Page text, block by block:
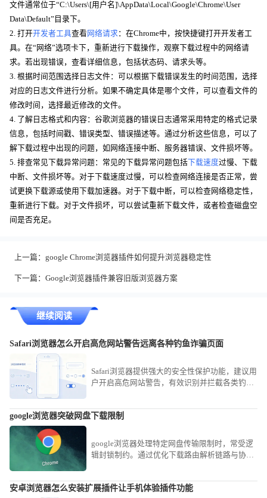
文件通常位于“C:\Users\[用户名]\AppData\Local\Google\Chrome\User
Data\Default”目录下。
2. 打开开发者工具查看 网络请求 ：在Chrome中，按快捷键打开开发者工
具。在“网络”选项卡下，重新进行下载操作，观察下载过程中的网络请
求。若出现错误，查看详细信息，包括状态码、请求头等。
3. 根据时间范围选择日志文件：可以根据下载错误发生的时间范围，选择
对应的日志文件进行分析。如果不确定具体是哪个文件，可以查看文件的
修改时间，选择最近修改的文件。
4. 了解日志格式和内容：谷歌浏览器的错误日志通常采用特定的格式记录
信息，包括时间戳、错误类型、错误描述等。通过分析这些信息，可以了
解下载过程中出现的问题，如网络连接中断、服务器错误、文件损坏等。
5. 排查常见下载异常问题：常见的下载异常问题包括 下载速度过慢、下载
中断、文件损坏等。对于下载速度过慢，可以检查网络连接是否正常，尝
试更换下载源或使用下载加速器。对于下载中断，可以检查网络稳定性，
重新进行下载。对于文件损坏，可以尝试重新下载文件，或者检查磁盘空
间是否充足。
上一篇： google Chrome浏览器插件如何提升浏览器稳定性
下一篇： Google浏览器插件兼容旧版浏览器方案
继续阅读
Safari浏览器怎么开启高危网站警告远离各种钓鱼诈骗页面
Safari浏览器提供强大的安全性保护功能，建议用
户开启高危网站警告，有效识别并拦截各类钓鱼
google浏览器突破网盘下载限制
google浏览器处理特定网盘传输限制时，常受逻
辑封锁制约。通过优化下载路由解析链路与协议
安卓浏览器怎么安装扩展插件让手机体验插件功能